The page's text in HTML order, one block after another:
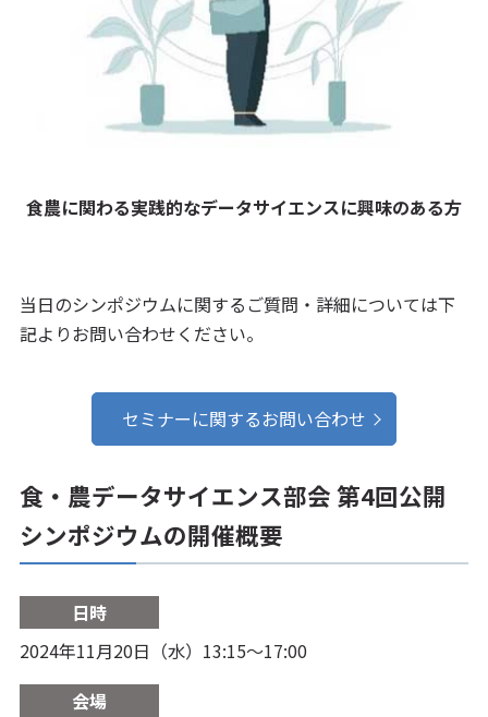
食農に関わる実践的なデータサイエンスに興味のある方
当日のシンポジウムに関するご質問・詳細については下
記よりお問い合わせください。
セミナーに関するお問い合わせ
食・農データサイエンス部会 第4回公開
シンポジウムの開催概要
日時
2024年11月20日（水）13:15～17:00
会場